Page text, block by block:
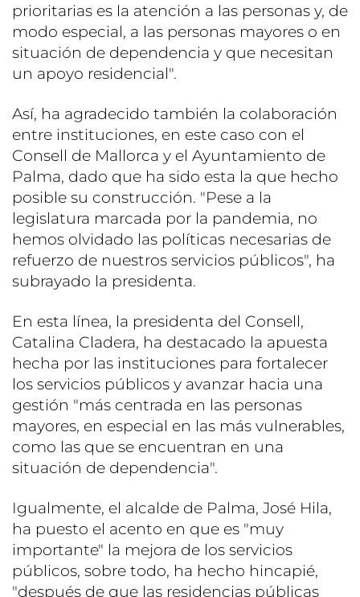
prioritarias es la atención a las personas y, de
modo especial, a las personas mayores o en
situación de dependencia y que necesitan
un apoyo residencial".
Así, ha agradecido también la colaboración
entre instituciones, en este caso con el
Consell de Mallorca y el Ayuntamiento de
Palma, dado que ha sido esta la que hecho
posible su construcción. "Pese a la
legislatura marcada por la pandemia, no
hemos olvidado las políticas necesarias de
refuerzo de nuestros servicios públicos", ha
subrayado la presidenta.
En esta línea, la presidenta del Consell,
Catalina Cladera, ha destacado la apuesta
hecha por las instituciones para fortalecer
los servicios públicos y avanzar hacia una
gestión "más centrada en las personas
mayores, en especial en las más vulnerables,
como las que se encuentran en una
situación de dependencia".
Igualmente, el alcalde de Palma, José Hila,
ha puesto el acento en que es "muy
importante" la mejora de los servicios
públicos, sobre todo, ha hecho hincapié,
"después de que las residencias públicas